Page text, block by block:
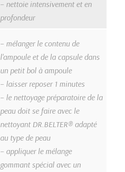
– nettoie intensivement et en
profondeur
– mélanger le contenu de
l'ampoule et de la capsule dans
un petit bol à ampoule
– laisser reposer 1 minutes
– le nettoyage préparatoire de la
peau doit se faire avec le
nettoyant DR.BELTER® adapté
au type de peau
– appliquer le mélange
gommant spécial avec un